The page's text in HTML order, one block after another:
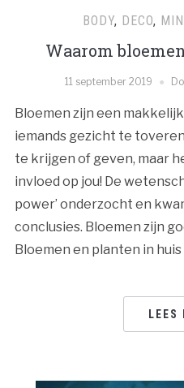
BODY, DECO,
Waarom
11 september 2019
Bloemen zijn een
iemands gezicht te
te krijgen of geven, maar
invloed op jou! De
power’ onderzocht en
conclusies. Bloemen zijn
Bloemen en planten in huis
LEES